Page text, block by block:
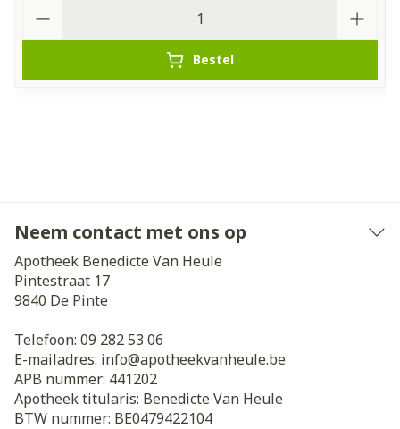
Bestel
Neem contact met ons op
Apotheek Benedicte Van Heule
Pintestraat 17
9840 De Pinte
Telefoon: 09 282 53 06
E-mailadres: info@apotheekvanheule.be
APB nummer: 441202
Apotheek titularis: Benedicte Van Heule
BTW nummer: BE0479422104